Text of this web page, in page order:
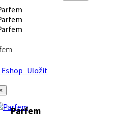
Uložit
Parfem